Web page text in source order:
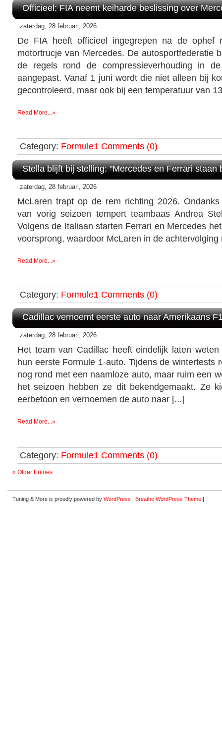
Officieel: FIA neemt keiharde beslissing over
zaterdag, 28 februari, 2026
De FIA heeft officieel ingegrepen na de ophef
motortrucje van Mercedes. De autosportfederatie
de regels rond de compressieverhouding in
aangepast. Vanaf 1 juni wordt die niet alleen bij
gecontroleerd, maar ook bij een temperatuur van
Read More...»
Category: Formule1 Comments (0)
Stella blijft bij stelling: "Mercedes en Ferrari staan
zaterdag, 28 februari, 2026
McLaren trapt op de rem richting 2026.
van vorig seizoen tempert teambaas Andrea
Volgens de Italiaan starten Ferrari en Mercedes
voorsprong, waardoor McLaren in de achtervolging
Read More...»
Category: Formule1 Comments (0)
Cadillac vernoemt eerste auto naar Amerikaans
zaterdag, 28 februari, 2026
Het team van Cadillac heeft eindelijk laten
hun eerste Formule 1-auto. Tijdens de wintertests
nog rond met een naamloze auto, maar ruim een
het seizoen hebben ze dit bekendgemaakt. Ze
eerbetoon en vernoemen de auto naar [...]
Read More...»
Category: Formule1 Comments (0)
« Older Entries
Tuning & More is proudly powered by WordPress | Breathe WordPress Theme |